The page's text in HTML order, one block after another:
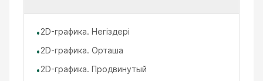
•2D-графика. Негіздері
•2D-графика. Орташа
•2D-графика. Продвинутый